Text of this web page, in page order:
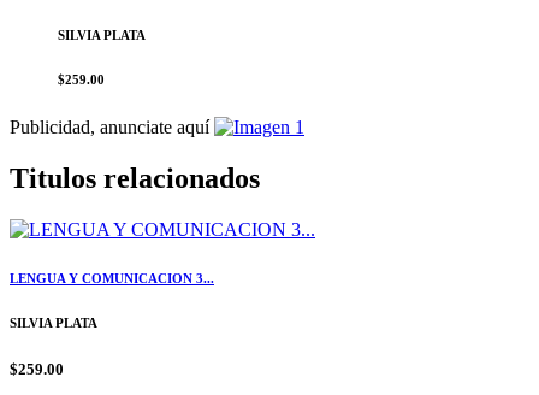
SILVIA PLATA
$259.00
Publicidad, anunciate aquí
Titulos relacionados
LENGUA Y COMUNICACION 3...
SILVIA PLATA
$259.00